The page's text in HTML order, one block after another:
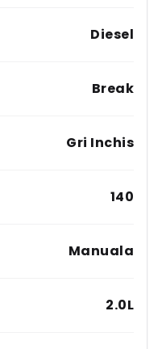
Diesel
Break
Gri Inchis
140
Manuala
2.0L